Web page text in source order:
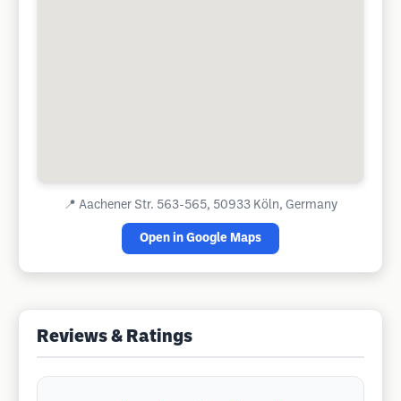
📍 Aachener Str. 563-565, 50933 Köln, Germany
Open in Google Maps
Reviews & Ratings